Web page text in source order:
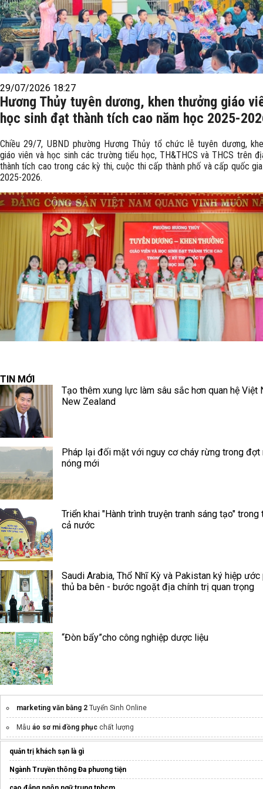
29/07/2026 18:27
Hương Thủy tuyên dương, khen thưởng giáo
học sinh đạt thành tích cao năm học 2025-
Chiều 29/7, UBND phường Hương Thủy tổ chức lễ tuyên dương,
giáo viên và học sinh các trường tiểu học, TH&THCS và THCS trên
thành tích cao trong các kỳ thi, cuộc thi cấp thành phố và cấp quốc
2025-2026.
TIN MỚI
Tạo thêm xung lực làm sâu sắc hơn quan hệ Việt
New Zealand
Pháp lại đối mặt với nguy cơ cháy rừng trong đợt
nóng mới
Triển khai "Hành trình truyện tranh sáng tạo" trong
cả nước
Saudi Arabia, Thổ Nhĩ Kỳ và Pakistan ký hiệp ước
thủ ba bên - bước ngoặt địa chính trị quan trọng
“Đòn bẩy”cho công nghiệp dược liệu
marketing văn bằng 2 Tuyển Sinh Online
Mẫu áo sơ mi đồng phục chất lượng
máy làm kem tươi
Mẫu áo lớp đẹp
v sat là gì
quản trị khách sạn là gì
Ngành Truyền thông Đa phương tiện